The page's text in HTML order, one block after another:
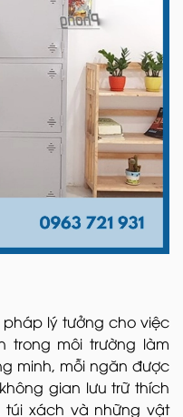
lý tưởng cho việc
môi trường làm
minh, mỗi ngăn được
gian lưu trữ thích
xách và những vật